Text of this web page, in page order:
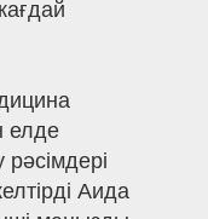
елде
Аида